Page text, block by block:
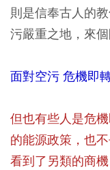
則是信奉古人的
污嚴重之地，來
面對空污 危機即
但也有些人是危
的能源政策，也
看到了另類的商